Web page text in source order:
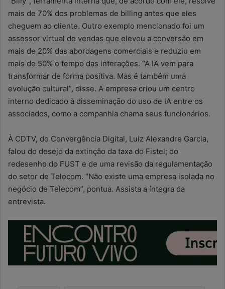
mais de 70% dos problemas de billing antes que eles
cheguem ao cliente. Outro exemplo mencionado foi um
assessor virtual de vendas que elevou a conversão em
mais de 20% das abordagens comerciais e reduziu em
mais de 50% o tempo das interações. “A IA vem para
transformar de forma positiva. Mas é também uma
evolução cultural”, disse. A empresa criou um centro
interno dedicado à disseminação do uso de IA entre os
associados, como a companhia chama seus funcionários.
À CDTV, do Convergência Digital, Luiz Alexandre Garcia,
falou do desejo da extinção da taxa do Fistel; do
redesenho do FUST e de uma revisão da regulamentação
do setor de Telecom. “Não existe uma empresa isolada no
negócio de Telecom”, pontua. Assista a íntegra da
entrevista.